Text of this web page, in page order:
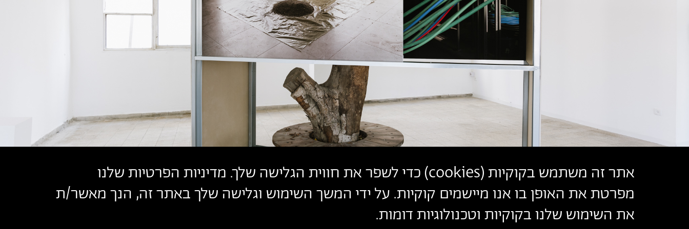
אתר זה משתמש בקוקיות (cookies) כדי לשפר את חווית הגלישה שלך. מדיניות הפרטיות שלנו
מפרטת את האופן בו אנו מיישמים קוקיות. על ידי המשך השימוש וגלישה שלך באתר זה, הנך מאשר/ת
את השימוש שלנו בקוקיות וטכנולוגיות דומות.